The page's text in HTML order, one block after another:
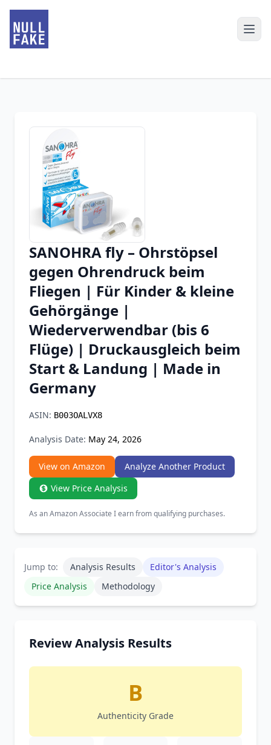
Chrome Extension
Firefox Add-on
SANOHRA fly – Ohrstöpsel
gegen Ohrendruck beim
Fliegen | Für Kinder & kleine
Gehörgänge |
Wiederverwendbar (bis 6
Flüge) | Druckausgleich beim
Start & Landung | Made in
Germany
ASIN: B003OALVX8
Analysis Date: May 24, 2026
View on Amazon
Analyze Another Product
View Price Analysis
As an Amazon Associate I earn from qualifying purchases.
Jump to: Analysis Results
Editor's Analysis
Price Analysis
Methodology
Review Analysis Results
B
Authenticity Grade